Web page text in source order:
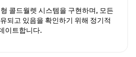
콜드월렛 시스템을 구현하며, 모든
되고 있음을 확인하기 위해 정기적
이트합니다.